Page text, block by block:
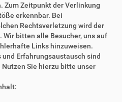
Zum Zeitpunkt der Verlinkung
erkennbar. Bei
Rechtsverletzung wird der
bitten alle Besucher, uns auf
Links hinzuweisen.
Erfahrungsaustausch sind
Sie hierzu bitte unser